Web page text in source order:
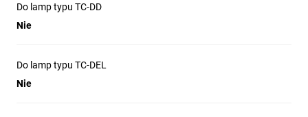
Do lamp typu TC-DD
Nie
Do lamp typu TC-DEL
Nie